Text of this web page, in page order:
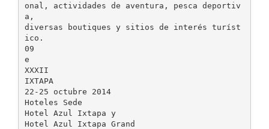
onal, actividades de aventura, pesca deportiv
a,
diversas boutiques y sitios de interés turíst
ico.
09
e
XXXII
IXTAPA
22-25 octubre 2014
Hoteles Sede
Hotel Azul Ixtapa y
Hotel Azul Ixtapa Grand